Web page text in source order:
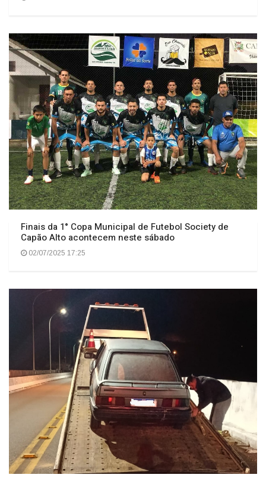
Finais da 1° Copa Municipal de Futebol Society de
Capão Alto acontecem neste sábado
02/07/2025 17:25